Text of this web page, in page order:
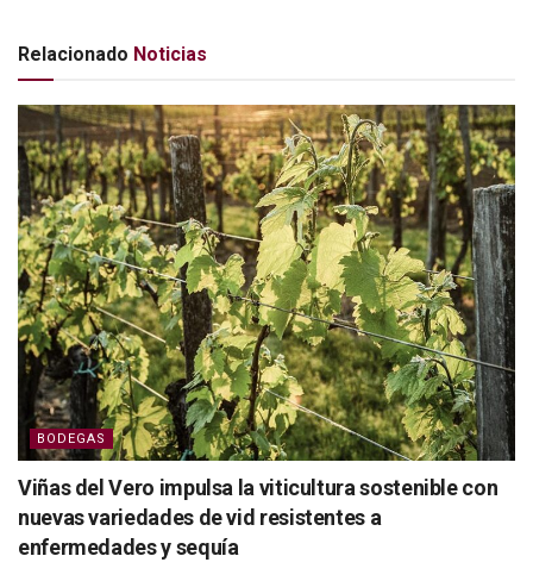
Relacionado Noticias
BODEGAS
Viñas del Vero impulsa la viticultura sostenible con
nuevas variedades de vid resistentes a
enfermedades y sequía